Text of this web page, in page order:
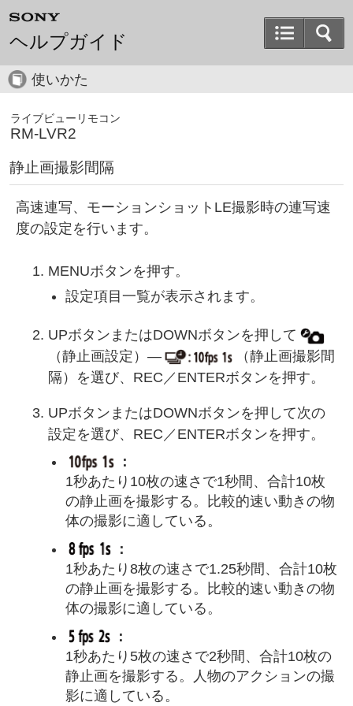
ヘルプガイド
使いかた
ライブビューリモコン
RM-LVR2
静止画撮影間隔
高速連写、モーションショットLE撮影時の連写速
度の設定を行います。
MENUボタンを押す。
設定項目一覧が表示されます。
UPボタンまたはDOWNボタンを押して
（静止画設定）―
（静止画撮影間
隔）を選び、REC／ENTERボタンを押す。
UPボタンまたはDOWNボタンを押して次の
設定を選び、REC／ENTERボタンを押す。
：
1秒あたり10枚の速さで1秒間、合計10枚
の静止画を撮影する。比較的速い動きの物
体の撮影に適している。
：
1秒あたり8枚の速さで1.25秒間、合計10枚
の静止画を撮影する。比較的速い動きの物
体の撮影に適している。
：
1秒あたり5枚の速さで2秒間、合計10枚の
静止画を撮影する。人物のアクションの撮
影に適している。